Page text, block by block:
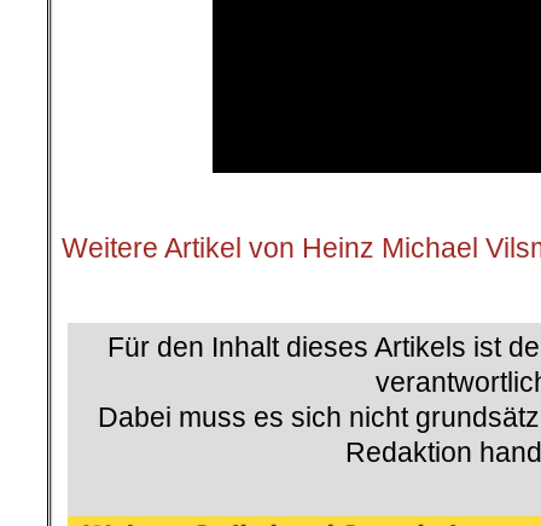
Weitere Artikel von Heinz Michael
Für den Inhalt dieses Artikels ist
Dabei muss es sich nicht
Redaktion